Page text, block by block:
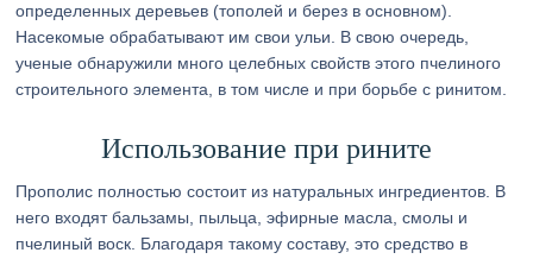
определенных деревьев (тополей и берез в основном).
Насекомые обрабатывают им свои ульи. В свою очередь,
ученые обнаружили много целебных свойств этого пчелиного
строительного элемента, в том числе и при борьбе с ринитом.
Использование при рините
Прополис полностью состоит из натуральных ингредиентов. В
него входят бальзамы, пыльца, эфирные масла, смолы и
пчелиный воск. Благодаря такому составу, это средство в